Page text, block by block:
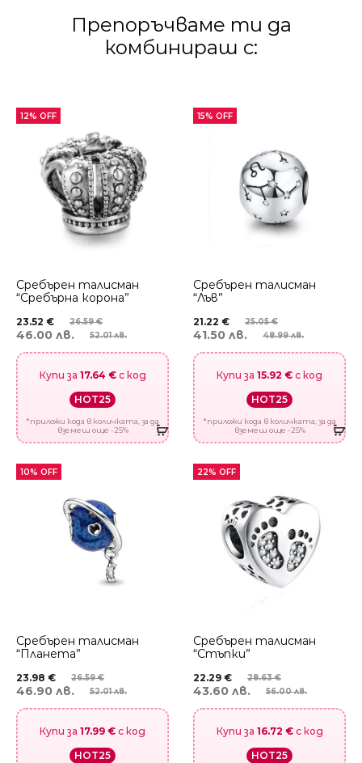
Препоръчваме ти да
комбинираш с:
12% OFF
Сребърен талисман
“Сребърна корона”
26.59€
23.52 €
52.01 лв.
46.00 лв.
Купи за 17.64 €с код
HOT25
*приложи кода в количката, за да
вземеш още -25%
15% OFF
Сребърен талисман
“Лъв”
25.05€
21.22 €
48.99 лв.
41.50 лв.
Купи за 15.92 € с код
HOT25
*приложи кода в количката, за да
вземеш още -25%
10% OFF
Сребърен талисман
“Планета”
26.59€
23.98 €
52.01 лв.
46.90 лв.
Купи за 17.99 € с код
HOT25
22% OFF
Сребърен талисман
“Стъпки”
28.63€
22.29 €
56.00 лв.
43.60 лв.
Купи за 16.72 €с код
HOT25